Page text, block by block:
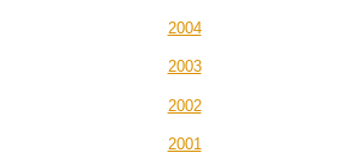
2004
2003
2002
2001